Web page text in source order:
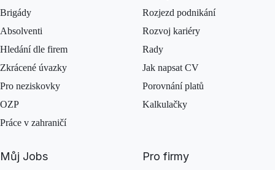
Brigády
Absolventi
Hledání dle firem
Zkrácené úvazky
Pro neziskovky
OZP
Práce v zahraničí
Rozjezd podnikání
Rozvoj kariéry
Rady
Jak napsat CV
Porovnání platů
Kalkulačky
Můj Jobs Pro firmy